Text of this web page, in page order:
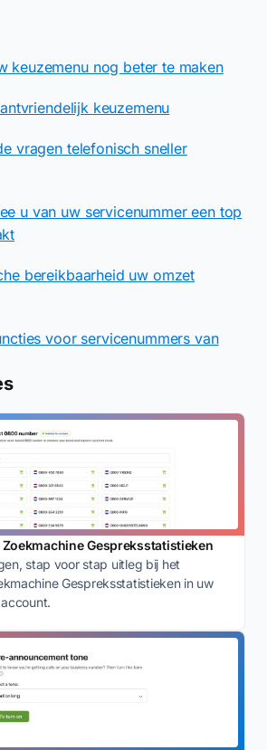
keuzemenu nog beter te maken
keuzemenu
vragen telefonisch sneller
u van uw servicenummer een top
bereikbaarheid uw omzet
voor servicenummers van
Gespreksstatistieken
stap voor stap uitleg bij het
Gespreksstatistieken in uw